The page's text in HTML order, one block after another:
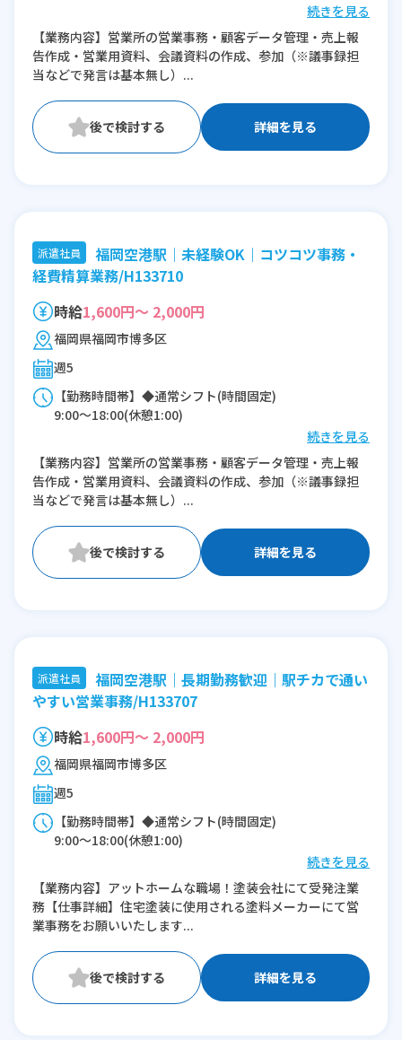
※残業：0〜5時間程度/月
※時短：9:00~17:00
10:00~18:00 の選択も可能
続きを見る
【業務内容】営業所の営業事務・顧客データ管理・売上報
告作成・営業用資料、会議資料の作成、参加（※議事録担
当などで発言は基本無し）...
詳細を見る
派遣社員
福岡空港駅｜未経験OK｜コツコツ事務・
経費精算業務/H133710
時給1,600円～ 2,000円
福岡県福岡市博多区
週5
【勤務時間帯】◆通常シフト(時間固定)
9:00〜18:00(休憩1:00)
※残業：0〜5時間程度/月
※時短：9:00~17:00
10:00~18:00 の選択も可能
続きを見る
【業務内容】営業所の営業事務・顧客データ管理・売上報
告作成・営業用資料、会議資料の作成、参加（※議事録担
当などで発言は基本無し）...
詳細を見る
派遣社員
福岡空港駅｜長期勤務歓迎｜駅チカで通い
やすい営業事務/H133707
時給1,600円～ 2,000円
福岡県福岡市博多区
週5
【勤務時間帯】◆通常シフト(時間固定)
9:00〜18:00(休憩1:00)
※残業：0〜5時間程度/月
続きを見る
【業務内容】アットホームな職場！塗装会社にて受発注業
務【仕事詳細】住宅塗装に使用される塗料メーカーにて営
業事務をお願いいたします...
詳細を見る